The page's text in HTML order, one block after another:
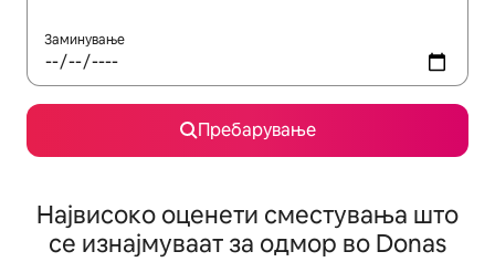
Заминување
Пребарување
Највисоко оценети сместувања што
се изнајмуваат за одмор во Donas